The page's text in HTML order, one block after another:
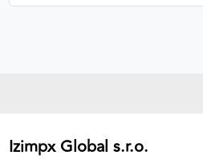
Izimpx Global s.r.o.